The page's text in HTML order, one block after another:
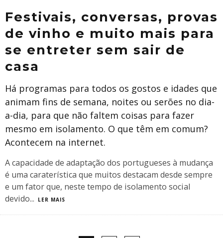
Festivais, conversas, provas
de vinho e muito mais para
se entreter sem sair de
casa
Há programas para todos os gostos e idades que
animam fins de semana, noites ou serões no dia-
a-dia, para que não faltem coisas para fazer
mesmo em isolamento. O que têm em comum?
Acontecem na internet.
A capacidade de adaptação dos portugueses à mudança
é uma caraterística que muitos destacam desde sempre
e um fator que, neste tempo de isolamento social
devido... LER MAIS